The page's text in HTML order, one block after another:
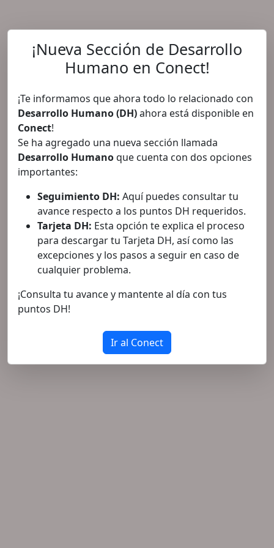
¡Nueva Sección de Desarrollo
Humano en Conect!
¡Te informamos que ahora todo lo relacionado con
Desarrollo Humano (DH)ahora está disponible en
Conect!
Se ha agregado una nueva sección llamada
Desarrollo Humanoque cuenta con dos opciones
importantes:
Seguimiento DH: Aquí puedes consultar tu
avance respecto a los puntos DH requeridos.
Tarjeta DH: Esta opción te explica el proceso
para descargar tu Tarjeta DH, así como las
excepciones y los pasos a seguir en caso de
cualquier problema.
¡Consulta tu avance y mantente al día con tus
puntos DH!
Ir al Conect